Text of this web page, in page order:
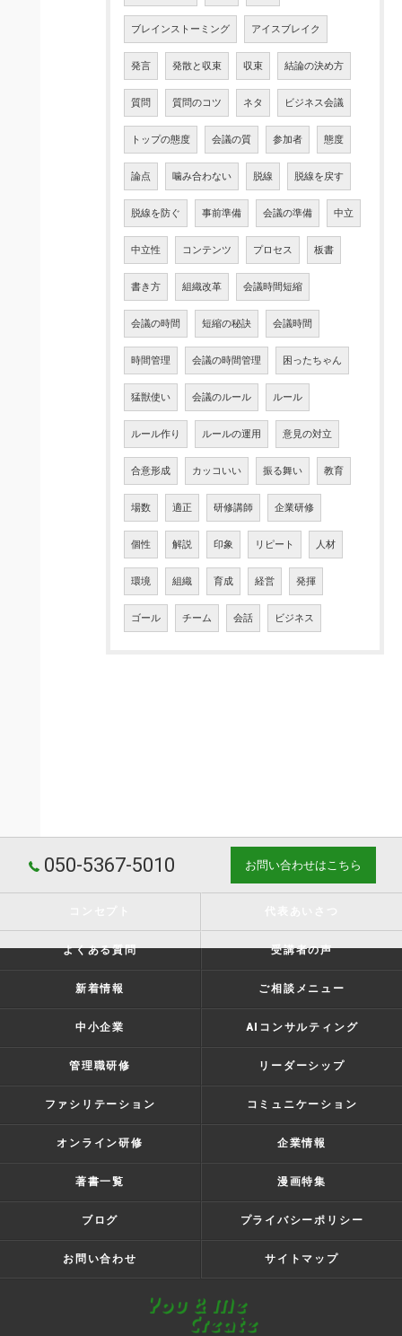
ブレインストーミング アイスブレイク
発言 発散と収束 収束 結論の決め方
質問 質問のコツ ネタ ビジネス会議
トップの態度 会議の質 参加者 態度
論点 噛み合わない 脱線 脱線を戻す
脱線を防ぐ 事前準備 会議の準備 中立
中立性 コンテンツ プロセス 板書
書き方 組織改革 会議時間短縮
会議の時間 短縮の秘訣 会議時間
時間管理 会議の時間管理 困ったちゃん
猛獣使い 会議のルール ルール
ルール作り ルールの運用 意見の対立
合意形成 カッコいい 振る舞い 教育
場数 適正 研修講師 企業研修
個性 解説 印象 リピート 人材
環境 組織 育成 経営 発揮
ゴール チーム 会話 ビジネス
050-5367-5010 お問い合わせはこちら
よくある質問 受講者の声
新着情報 ご相談メニュー
中小企業 AIコンサルティング
管理職研修 リーダーシップ
ファシリテーション コミュニケーション
オンライン研修 企業情報
著書一覧 漫画特集
ブログ プライバシーポリシー
お問い合わせ サイトマップ